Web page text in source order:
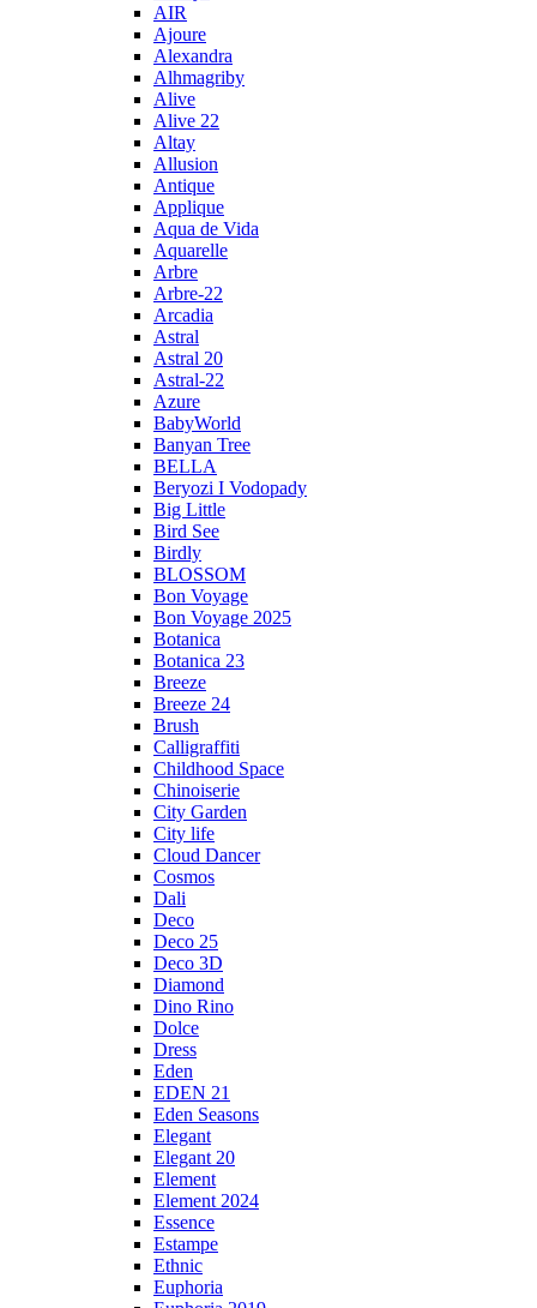
AIR
Ajoure
Alexandra
Alhmagriby
Alive
Alive 22
Altay
Allusion
Antique
Applique
Aqua de Vida
Aquarelle
Arbre
Arbre-22
Arcadia
Astral
Astral 20
Astral-22
Azure
BabyWorld
Banyan Tree
BELLA
Beryozi I Vodopady
Big Little
Bird See
Birdly
BLOSSOM
Bon Voyage
Bon Voyage 2025
Botanica
Botanica 23
Breeze
Breeze 24
Brush
Calligraffiti
Childhood Space
Chinoiserie
City Garden
City life
Cloud Dancer
Cosmos
Dali
Deco
Deco 25
Deco 3D
Diamond
Dino Rino
Dolce
Dress
Eden
EDEN 21
Eden Seasons
Elegant
Elegant 20
Element
Element 2024
Essence
Estampe
Ethnic
Euphoria